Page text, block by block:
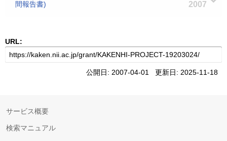
間報告書)
2007
URL:
公開日: 2007-04-01 更新日: 2025-11-18
サービス概要
検索マニュアル